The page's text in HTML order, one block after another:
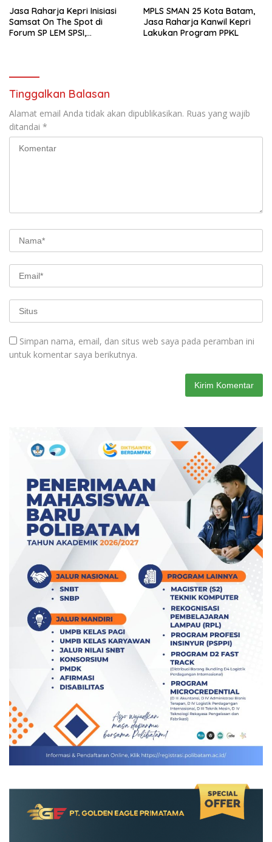
Jasa Raharja Kepri Inisiasi
Samsat On The Spot di
Forum SP LEM SPSI,
MPLS SMAN 25 Kota Batam,
Jasa Raharja Kanwil Kepri
Lakukan Program PPKL
Tinggalkan Balasan
Alamat email Anda tidak akan dipublikasikan. Ruas yang wajib
ditandai *
Simpan nama, email, dan situs web saya pada peramban ini
untuk komentar saya berikutnya.